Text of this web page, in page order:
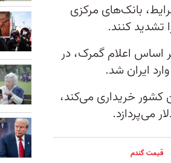
کرد. در این شرایط، بانک‌های مرکزی
تشدید کنند.
اساس اعلام گمرک، در
روسیه را ۳۰۵ دلار از این کشور خریداری می‌کند،
قیمت گندم